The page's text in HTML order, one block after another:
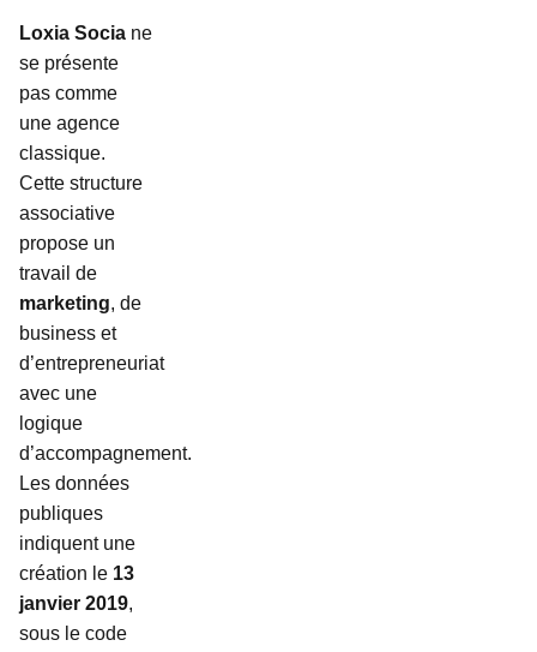
Loxia Socia ne
se présente
pas comme
une agence
classique.
Cette structure
associative
propose un
travail de
marketing, de
business et
d’entrepreneuriat
avec une
logique
d’accompagnement.
Les données
publiques
indiquent une
création le 13
janvier 2019,
sous le code